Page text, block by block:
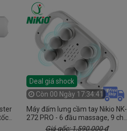
Deal giá shock
Còn 00 Ngày 17:34:40
Máy đấm lưng cầm tay Nikio NK-
272 PRO - 6 đầu massage, 9 chế
độ và 20 cường độ - Hỗ trợ giảm
Giá gốc: 1,590,000 đ